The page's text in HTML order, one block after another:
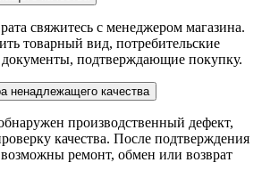
свяжитесь с менеджером магазина.
товарный вид, потребительские
документы, подтверждающие покупку.
ненадлежащего качества
производственный дефект,
качества. После подтверждения
ремонт, обмен или возврат